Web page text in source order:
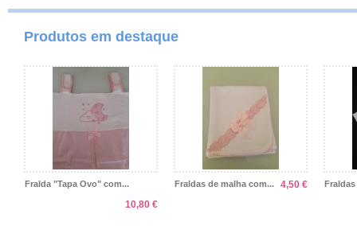
Produtos em destaque
Fralda "Tapa Ovo" com...
10,80 €
Fraldas de malha com... 4,50 €